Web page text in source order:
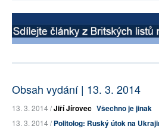
Obsah vydání | 13. 3. 2014
13. 3. 2014 /Jiří Jírovec Všechno je jinak
13. 3. 2014 /Politolog: Ruský útok na